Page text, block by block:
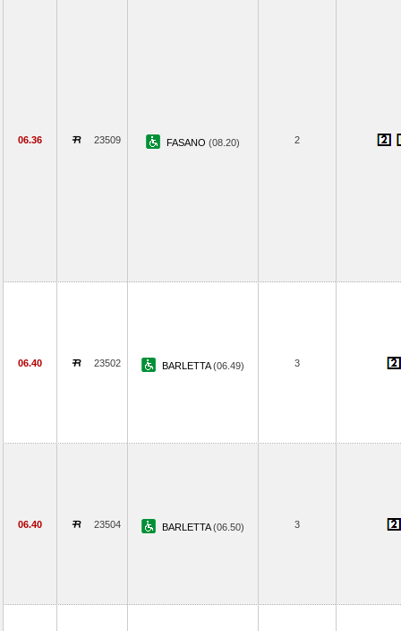
06.36 23509 FASANO (08.20) 2
06.40 23502 BARLETTA(06.49) 3
06.40 23504 BARLETTA(06.50) 3